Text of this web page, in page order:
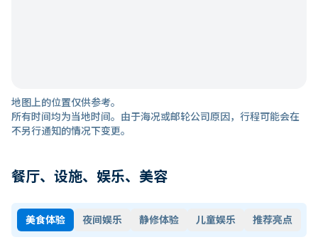
地图上的位置仅供参考。
所有时间均为当地时间。由于海况或邮轮公司原因，行程可能会在
不另行通知的情况下变更。
餐厅、设施、娱乐、美容
美食体验 夜间娱乐 静修体验 儿童娱乐 推荐亮点